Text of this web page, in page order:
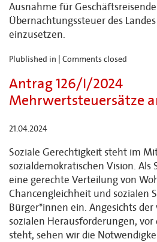
Ausnahme für
Übernachtungssteuer des
einzusetzen.
Plublished in | Comments closed
Antrag 126/I/2024
Mehrwertsteuersätze
21.04.2024
Soziale Gerechtigkeit steht im
sozialdemokratischen Vision. Als
eine gerechte Verteilung von
Chancengleichheit und sozialen
Bürger*innen ein. Angesichts
sozialen Herausforderungen, vor
steht, sehen wir die